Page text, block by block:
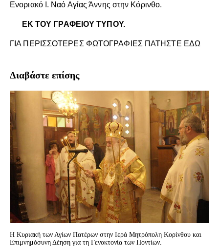
Ενοριακό Ι. Ναό Αγίας Άννης στην Κόρινθο.
ΕΚ ΤΟΥ ΓΡΑΦΕΙΟΥ ΤΥΠΟΥ.
ΓΙΑ ΠΕΡΙΣΣΟΤΕΡΕΣ ΦΩΤΟΓΡΑΦΙΕΣ ΠΑΤΗΣΤΕ ΕΔΩ
Διαβάστε επίσης
Η Κυριακή των Αγίων Πατέρων στην Ιερά Μητρόπολη Κορίνθου και
Επιμνημόσυνη Δέηση για τη Γενοκτονία των Ποντίων.